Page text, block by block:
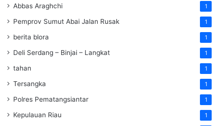
Abbas Araghchi 1
Pemprov Sumut Abai Jalan Rusak 1
berita blora 1
Deli Serdang – Binjai – Langkat 1
tahan 1
Tersangka 1
Polres Pematangsiantar 1
Kepulauan Riau 1